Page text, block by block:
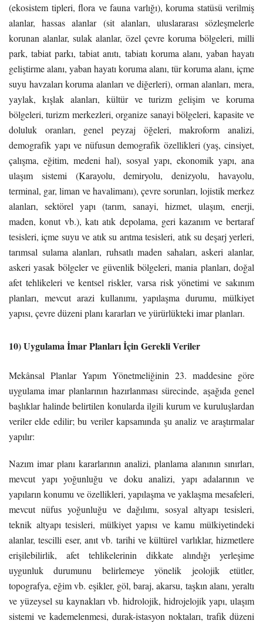
(ekosistem tipleri, flora ve fauna varlığı), koruma statüsü verilmiş
alanlar, hassas alanlar (sit alanları, uluslararası sözleşmelerle
korunan alanlar, sulak alanlar, özel çevre koruma bölgeleri, milli
park, tabiat parkı, tabiat anıtı, tabiatı koruma alanı, yaban hayatı
geliştirme alanı, yaban hayatı koruma alanı, tür koruma alanı, içme
suyu havzaları koruma alanları ve diğerleri), orman alanları, mera,
yaylak, kışlak alanları, kültür ve turizm gelişim ve koruma
bölgeleri, turizm merkezleri, organize sanayi bölgeleri, kapasite ve
doluluk oranları, genel peyzaj öğeleri, makroform analizi,
demografik yapı ve nüfusun demografik özellikleri (yaş, cinsiyet,
çalışma, eğitim, medeni hal), sosyal yapı, ekonomik yapı, ana
ulaşım sistemi (Karayolu, demiryolu, denizyolu, havayolu,
terminal, gar, liman ve havalimanı), çevre sorunları, lojistik merkez
alanları, sektörel yapı (tarım, sanayi, hizmet, ulaşım, enerji,
maden, konut vb.), katı atık depolama, geri kazanım ve bertaraf
tesisleri, içme suyu ve atık su arıtma tesisleri, atık su deşarj yerleri,
tarımsal sulama alanları, ruhsatlı maden sahaları, askeri alanlar,
askeri yasak bölgeler ve güvenlik bölgeleri, mania planları, doğal
afet tehlikeleri ve kentsel riskler, varsa risk yönetimi ve sakınım
planları, mevcut arazi kullanımı, yapılaşma durumu, mülkiyet
yapısı, çevre düzeni planı kararları ve yürürlükteki imar planları.
10) Uygulama İmar Planları İçin Gerekli Veriler
Mekânsal Planlar Yapım Yönetmeliğinin 23. maddesine göre
uygulama imar planlarının hazırlanması sürecinde, aşağıda genel
başlıklar halinde belirtilen konularda ilgili kurum ve kuruluşlardan
veriler elde edilir; bu veriler kapsamında şu analiz ve araştırmalar
yapılır:
Nazım imar planı kararlarının analizi, planlama alanının sınırları,
mevcut yapı yoğunluğu ve doku analizi, yapı adalarının ve
yapıların konumu ve özellikleri, yapılaşma ve yaklaşma mesafeleri,
mevcut nüfus yoğunluğu ve dağılımı, sosyal altyapı tesisleri,
teknik altyapı tesisleri, mülkiyet yapısı ve kamu mülkiyetindeki
alanlar, tescilli eser, anıt vb. tarihi ve kültürel varlıklar, hizmetlere
erişilebilirlik, afet tehlikelerinin dikkate alındığı yerleşime
uygunluk durumunu belirlemeye yönelik jeolojik etütler,
topografya, eğim vb. eşikler, göl, baraj, akarsu, taşkın alanı, yeraltı
ve yüzeysel su kaynakları vb. hidrolojik, hidrojelojik yapı, ulaşım
sistemi ve kademelenmesi, durak-istasyon noktaları, trafik düzeni